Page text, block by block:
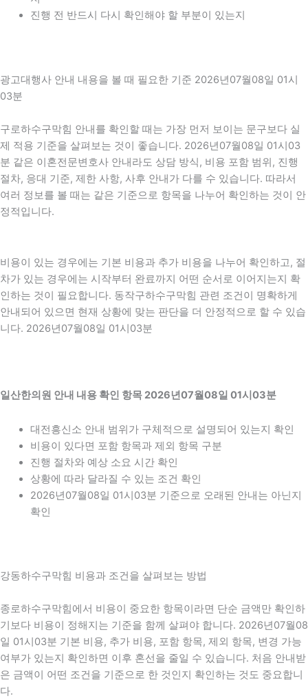
진행 전 반드시 다시 확인해야 할 부분이 있는지
광고대행사 안내 내용을 볼 때 필요한 기준 2026년07월08일 01시
03분
구로하수구막힘 안내를 확인할 때는 가장 먼저 보이는 문구보다 실
제 적용 기준을 살펴보는 것이 좋습니다. 2026년07월08일 01시03
분 같은 이혼전문변호사 안내라도 상담 방식, 비용 포함 범위, 진행
절차, 응대 기준, 제한 사항, 사후 안내가 다를 수 있습니다. 따라서
여러 정보를 볼 때는 같은 기준으로 항목을 나누어 확인하는 것이 안
정적입니다.
비용이 있는 경우에는 기본 비용과 추가 비용을 나누어 확인하고, 절
차가 있는 경우에는 시작부터 완료까지 어떤 순서로 이어지는지 확
인하는 것이 필요합니다. 동작구하수구막힘 관련 조건이 명확하게
안내되어 있으면 현재 상황에 맞는 판단을 더 안정적으로 할 수 있습
니다. 2026년07월08일 01시03분
일산한의원 안내 내용 확인 항목 2026년07월08일 01시03분
대전흥신소 안내 범위가 구체적으로 설명되어 있는지 확인
비용이 있다면 포함 항목과 제외 항목 구분
진행 절차와 예상 소요 시간 확인
상황에 따라 달라질 수 있는 조건 확인
2026년07월08일 01시03분 기준으로 오래된 안내는 아닌지
확인
강동하수구막힘 비용과 조건을 살펴보는 방법
종로하수구막힘에서 비용이 중요한 항목이라면 단순 금액만 확인하
기보다 비용이 정해지는 기준을 함께 살펴야 합니다. 2026년07월08
일 01시03분 기본 비용, 추가 비용, 포함 항목, 제외 항목, 변경 가능
여부가 있는지 확인하면 이후 혼선을 줄일 수 있습니다. 처음 안내받
은 금액이 어떤 조건을 기준으로 한 것인지 확인하는 것도 중요합니
다.